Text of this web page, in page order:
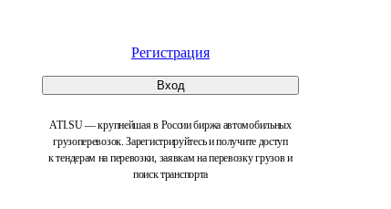
Регистрация
Вход
ATI.SU — крупнейшая в России биржа автомобильных
грузоперевозок. Зарегистрируйтесь и получите доступ
к тендерам на перевозки, заявкам на перевозку грузов и
поиск транспорта